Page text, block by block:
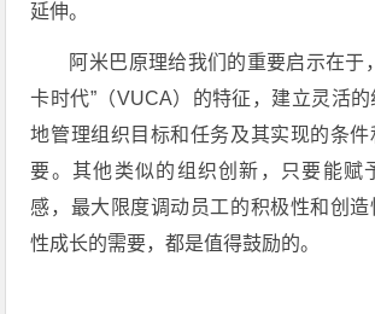
延伸。
阿米巴原理给我们的重要启示在于
卡时代”（VUCA）的特征，建立灵活
地管理组织目标和任务及其实现的条件
要。其他类似的组织创新，只要能赋
感，最大限度调动员工的积极性和创造
性成长的需要，都是值得鼓励的。